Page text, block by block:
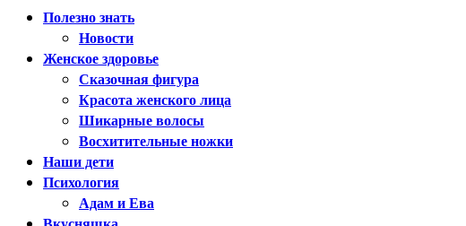
Полезно знать
Новости
Женское здоровье
Сказочная фигура
Красота женского лица
Шикарные волосы
Восхитительные ножки
Наши дети
Психология
Адам и Ева